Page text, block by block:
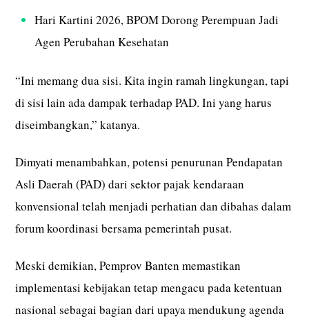
Hari Kartini 2026, BPOM Dorong Perempuan Jadi
Agen Perubahan Kesehatan
“Ini memang dua sisi. Kita ingin ramah lingkungan, tapi
di sisi lain ada dampak terhadap PAD. Ini yang harus
diseimbangkan,” katanya.
Dimyati menambahkan, potensi penurunan Pendapatan
Asli Daerah (PAD) dari sektor pajak kendaraan
konvensional telah menjadi perhatian dan dibahas dalam
forum koordinasi bersama pemerintah pusat.
Meski demikian, Pemprov Banten memastikan
implementasi kebijakan tetap mengacu pada ketentuan
nasional sebagai bagian dari upaya mendukung agenda